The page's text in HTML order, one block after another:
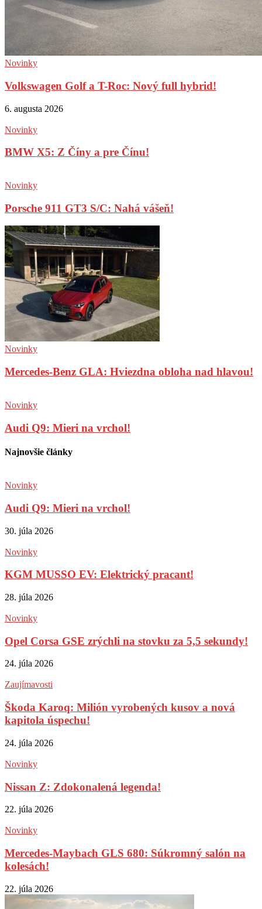
Novinky
Volkswagen Golf a T-Roc: Nový full hybrid!
6. augusta 2026
Novinky
BMW X5: Z Číny a pre Čínu!
Novinky
Porsche 911 GT3 S/C: Nahá vášeň!
Novinky
Mercedes-Benz GLA: Hviezdna obloha nad hlavou!
Novinky
Audi Q9: Mieri na vrchol!
Najnovšie články
Novinky
Audi Q9: Mieri na vrchol!
30. júla 2026
Novinky
KGM MUSSO EV: Elektrický pracant!
28. júla 2026
Novinky
Opel Corsa GSE zrýchli na stovku za 5,5 sekundy!
24. júla 2026
Zaujímavosti
Škoda Karoq: Milión vyrobených kusov a nová
kapitola úspechu!
24. júla 2026
Novinky
Nissan Z: Zdokonalená legenda!
22. júla 2026
Novinky
Mercedes-Maybach GLS 680: Súkromný salón na
kolesách!
22. júla 2026